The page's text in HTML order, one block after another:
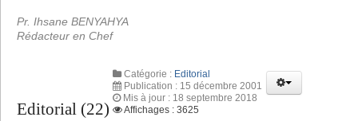
Pr. Ihsane BENYAHYA
Rédacteur en Chef
Editorial (22)
Catégorie : Editorial
Publication : 15 décembre 2001
Mis à jour : 18 septembre 2018
Affichages : 3625